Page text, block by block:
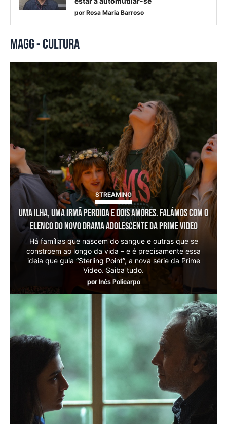
por Rosa Maria Barroso
MAGG - CULTURA
STREAMING
Uma ilha, uma irmã perdida e dois amores. Falámos com o
elenco do novo drama adolescente da Prime Video
Há famílias que nascem do sangue e outras que se
constroem ao longo da vida – e é precisamente essa
ideia que guia “Sterling Point”, a nova série da Prime
Video. Saiba tudo.
por Inês Policarpo